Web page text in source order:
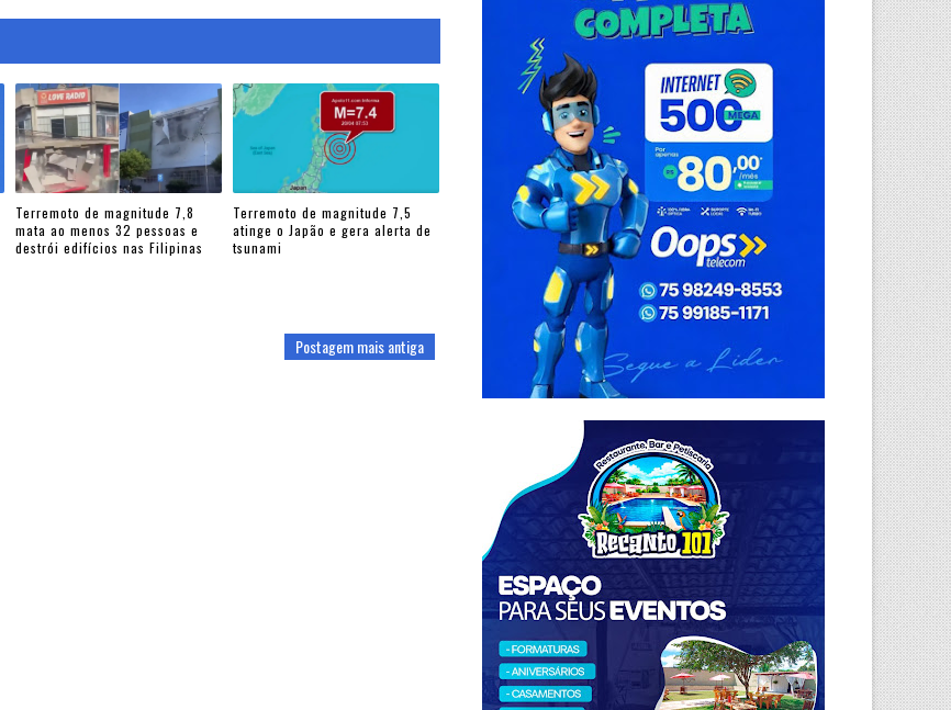
Terremoto de magnitude 7,8
mata ao menos 32 pessoas e
destrói edifícios nas Filipinas
Terremoto de magnitude 7,5
atinge o Japão e gera alerta de
tsunami
Postagem mais antiga